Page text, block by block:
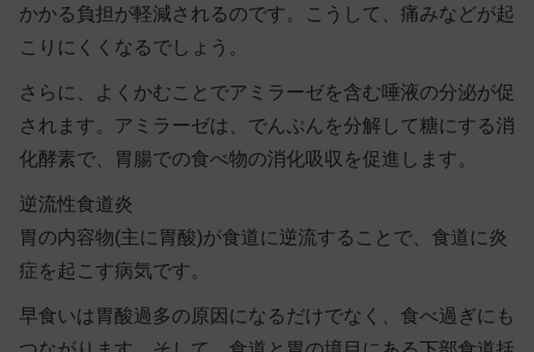
かかる負担が軽減されるのです。こうして、痛みなどが起
こりにくくなるでしょう。
さらに、よくかむことでアミラーゼを含む唾液の分泌が促
されます。アミラーゼは、でんぷんを分解して糖にする消
化酵素で、胃腸での食べ物の消化吸収を促進します。
逆流性食道炎
胃の内容物(主に胃酸)が食道に逆流することで、食道に炎
症を起こす病気です。
早食いは胃酸過多の原因になるだけでなく、食べ過ぎにも